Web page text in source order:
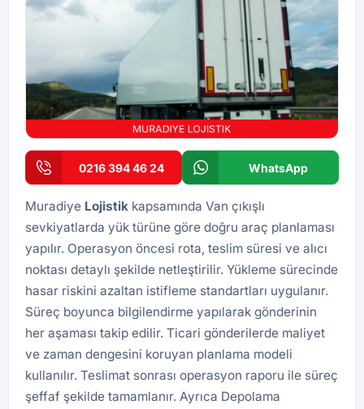
0216 394 46 24 WhatsApp
Muradiye Lojistik kapsamında Van çıkışlı
sevkiyatlarda yük türüne göre doğru araç planlaması
yapılır. Operasyon öncesi rota, teslim süresi ve alıcı
noktası detaylı şekilde netleştirilir. Yükleme sürecinde
hasar riskini azaltan istifleme standartları uygulanır.
Süreç boyunca bilgilendirme yapılarak gönderinin
her aşaması takip edilir. Ticari gönderilerde maliyet
ve zaman dengesini koruyan planlama modeli
kullanılır. Teslimat sonrası operasyon raporu ile süreç
şeffaf şekilde tamamlanır. Ayrıca Depolama